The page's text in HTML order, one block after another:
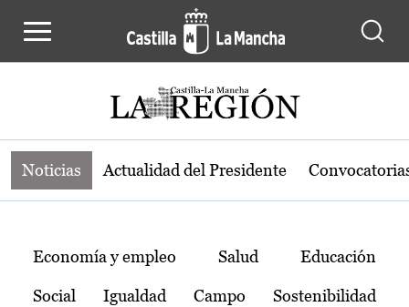
Noticias de la región de Castilla-La
Noticias Actualidad del Presidente
Temas
Economía y empleo Salud Educación
Social Igualdad Campo Sostenibilidad